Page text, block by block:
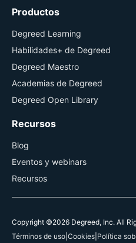
Productos
Degreed Learning
Habilidades+ de Degreed
Degreed Maestro
Academias de Degreed
Degreed Open Library
Recursos
Blog
Eventos y webinars
Recursos
Copyright ©2026 Degreed, Inc. All
Términos de uso Cookies Política